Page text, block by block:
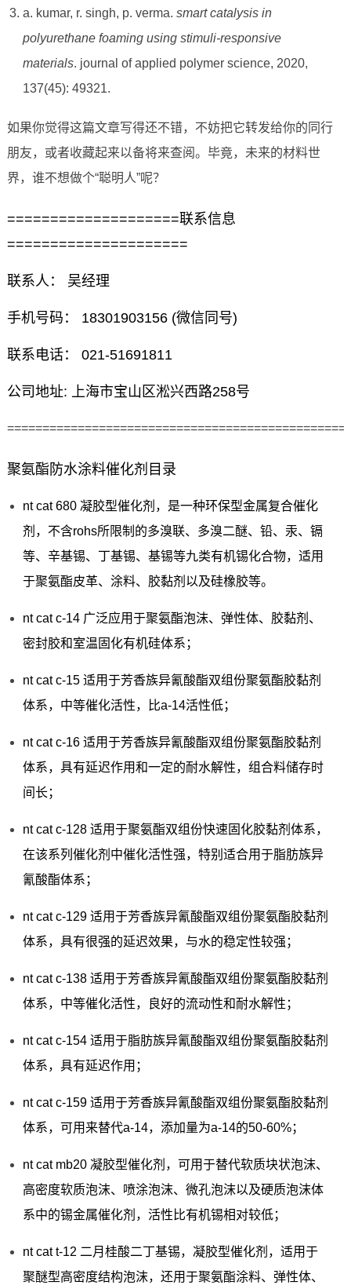
a. kumar, r. singh, p. verma. smart catalysis in
polyurethane foaming using stimuli-responsive
materials. journal of applied polymer science, 2020,
137(45): 49321.
如果你觉得这篇文章写得还不错，不妨把它转发给你的同行
朋友，或者收藏起来以备将来查阅。毕竟，未来的材料世
界，谁不想做个“聪明人”呢？
====================联系信息
=====================
联系人： 吴经理
手机号码： 18301903156 (微信同号)
联系电话： 021-51691811
公司地址: 上海市宝山区淞兴西路258号
聚氨酯防水涂料催化剂目录
nt cat 680 凝胶型催化剂，是一种环保型金属复合催化
剂，不含rohs所限制的多溴联、多溴二醚、铅、汞、镉
等、辛基锡、丁基锡、基锡等九类有机锡化合物，适用
于聚氨酯皮革、涂料、胶黏剂以及硅橡胶等。
nt cat c-14 广泛应用于聚氨酯泡沫、弹性体、胶黏剂、
密封胶和室温固化有机硅体系；
nt cat c-15 适用于芳香族异氰酸酯双组份聚氨酯胶黏剂
体系，中等催化活性，比a-14活性低；
nt cat c-16 适用于芳香族异氰酸酯双组份聚氨酯胶黏剂
体系，具有延迟作用和一定的耐水解性，组合料储存时
间长；
nt cat c-128 适用于聚氨酯双组份快速固化胶黏剂体系，
在该系列催化剂中催化活性强，特别适合用于脂肪族异
氰酸酯体系；
nt cat c-129 适用于芳香族异氰酸酯双组份聚氨酯胶黏剂
体系，具有很强的延迟效果，与水的稳定性较强；
nt cat c-138 适用于芳香族异氰酸酯双组份聚氨酯胶黏剂
体系，中等催化活性，良好的流动性和耐水解性；
nt cat c-154 适用于脂肪族异氰酸酯双组份聚氨酯胶黏剂
体系，具有延迟作用；
nt cat c-159 适用于芳香族异氰酸酯双组份聚氨酯胶黏剂
体系，可用来替代a-14，添加量为a-14的50-60%；
nt cat mb20 凝胶型催化剂，可用于替代软质块状泡沫、
高密度软质泡沫、喷涂泡沫、微孔泡沫以及硬质泡沫体
系中的锡金属催化剂，活性比有机锡相对较低；
nt cat t-12 二月桂酸二丁基锡，凝胶型催化剂，适用于
聚醚型高密度结构泡沫，还用于聚氨酯涂料、弹性体、